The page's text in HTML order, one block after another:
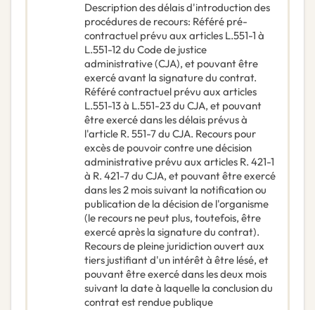
Description des délais d'introduction des
procédures de recours: Référé pré-
contractuel prévu aux articles L.551-1 à
L.551-12 du Code de justice
administrative (CJA), et pouvant être
exercé avant la signature du contrat.
Référé contractuel prévu aux articles
L.551-13 à L.551-23 du CJA, et pouvant
être exercé dans les délais prévus à
l'article R. 551-7 du CJA. Recours pour
excès de pouvoir contre une décision
administrative prévu aux articles R. 421-1
à R. 421-7 du CJA, et pouvant être exercé
dans les 2 mois suivant la notification ou
publication de la décision de l'organisme
(le recours ne peut plus, toutefois, être
exercé après la signature du contrat).
Recours de pleine juridiction ouvert aux
tiers justifiant d'un intérêt à être lésé, et
pouvant être exercé dans les deux mois
suivant la date à laquelle la conclusion du
contrat est rendue publique